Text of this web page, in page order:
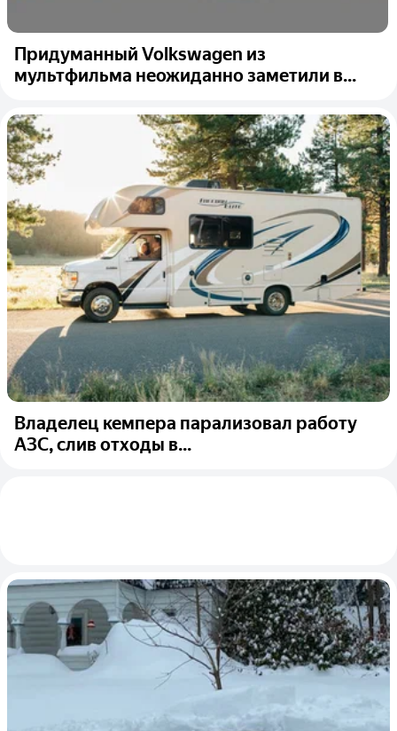
Придуманный Volkswagen из
мультфильма неожиданно заметили в...
Владелец кемпера парализовал работу
АЗС, слив отходы в...